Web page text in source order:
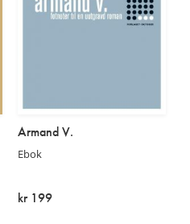
Armand V.
Ebok
kr 199